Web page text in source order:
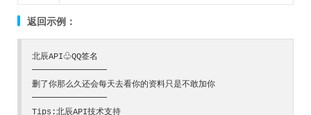
返回示例：
北辰API♧QQ签名
━━━━━━━━━
删了你那么久还会每天去看你的资料只是不敢加你
━━━━━━━━━
Tips:北辰API技术支持